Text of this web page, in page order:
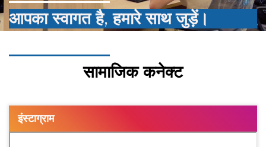
आपका स्वागत है, हमारे साथ जुड़ें।
सामाजिक कनेक्ट
इंस्टाग्राम